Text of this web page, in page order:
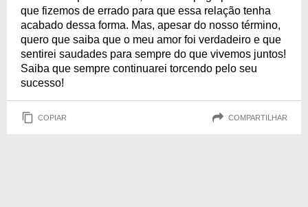
que fizemos de errado para que essa relação tenha
acabado dessa forma. Mas, apesar do nosso término,
quero que saiba que o meu amor foi verdadeiro e que
sentirei saudades para sempre do que vivemos juntos!
Saiba que sempre continuarei torcendo pelo seu
sucesso!
COPIAR COMPARTILHAR